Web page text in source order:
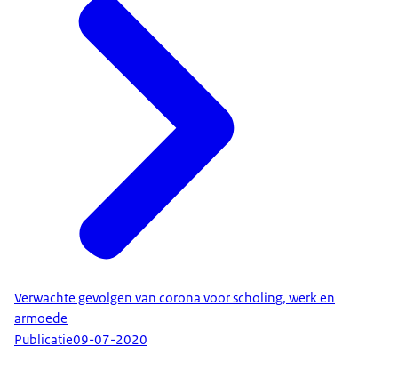
Verwachte gevolgen van corona voor scholing, werk en
armoede
Publicatie09-07-2020